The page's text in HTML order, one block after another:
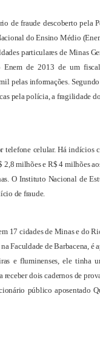
de fraude descoberto pela
do Ensino Médio
particulares de Minas
de 2013 de um
pelas informações.
pela polícia, a fragilidade
telefone celular. Há indícios
2,8 milhões e R$ 4 milhões
O Instituto Nacional de
de fraude.
17 cidades de Minas e do
Faculdade de Barbacena,
e fluminenses, ele tinha
dois cadernos de
público aposentado